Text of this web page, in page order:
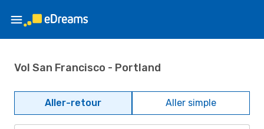
Vol San Francisco - Portland
Aller-retour Aller simple